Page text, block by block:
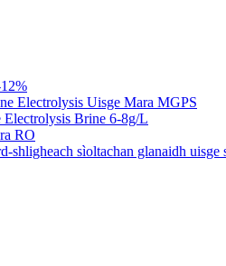
Electrolysis Uisge Mara MGPS
Brine 6-8g/L
RO
shligheach sìoltachan glanaidh uisge